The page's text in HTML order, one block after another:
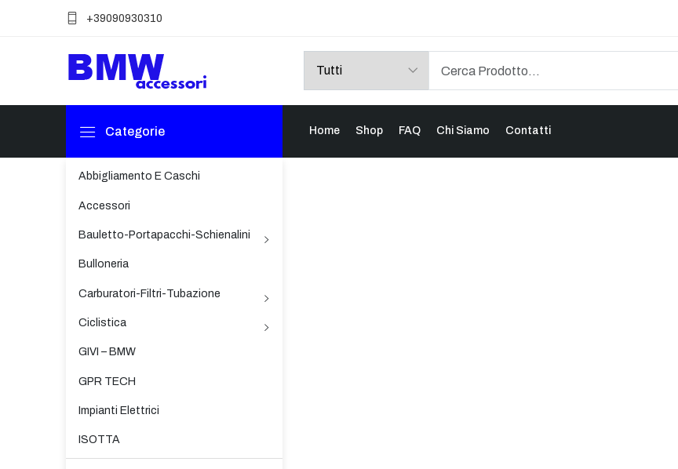
+39090930310
Categorie
Abbigliamento E Caschi
Accessori
Bauletto-Portapacchi-Schienalini
Bulloneria
Carburatori-Filtri-Tubazione
Ciclistica
GIVI – BMW
GPR TECH
Impianti Elettrici
ISOTTA
Home Shop FAQ Chi Siamo Contatti